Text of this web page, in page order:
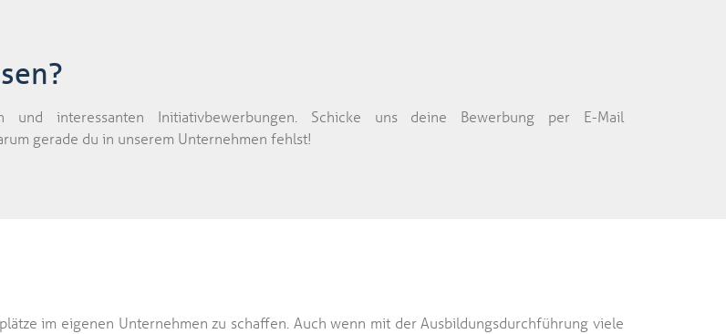
interessanten Initiativbewerbungen. Schicke uns deine Bewerbung per E-Mail
gerade du in unserem Unternehmen fehlst!
im eigenen Unternehmen zu schaffen. Auch wenn mit der Ausbildungsdurchführung viele